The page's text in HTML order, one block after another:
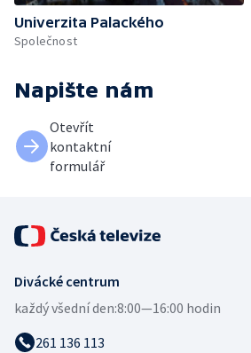
Univerzita Palackého
Společnost
Napište nám
Otevřít
kontaktní
formulář
Divácké centrum
každý všední den:8:00—16:00 hodin
261 136 113